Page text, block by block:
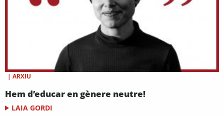
| ARXIU
Hem d’educar en gènere neutre!
LAIA GORDI